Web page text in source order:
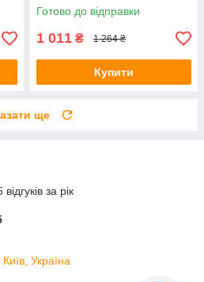
Готово до відправки
1 011 ₴ 1 264 ₴
Купити
ще
за рік
Україна